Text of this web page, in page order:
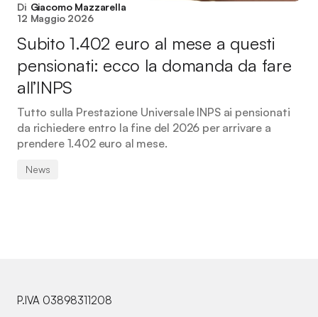
Di Giacomo Mazzarella
12 Maggio 2026
Subito 1.402 euro al mese a questi
pensionati: ecco la domanda da fare
all’INPS
Tutto sulla Prestazione Universale INPS ai pensionati
da richiedere entro la fine del 2026 per arrivare a
prendere 1.402 euro al mese.
News
P.IVA 03898311208